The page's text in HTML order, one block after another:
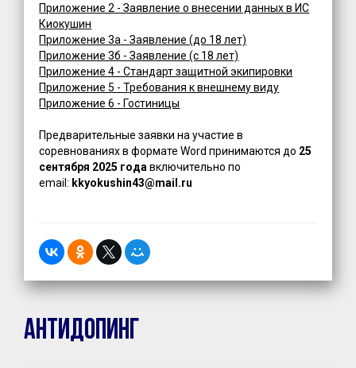
Приложение 2 - Заявление о внесении данных в ИС
Киокушин
Приложение 3а - Заявление (до 18 лет)
Приложение 3б - Заявление (с 18 лет)
Приложение 4 - Стандарт защитной экипировки
Приложение 5 - Требования к внешнему виду
Приложение 6 - Гостиницы
Предварительные заявки на участие в
соревнованиях в формате Word принимаются до 25
сентября 2025 года включительно по
email: kkyokushin43@mail.ru
Антидопинг